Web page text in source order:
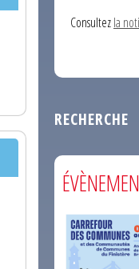
Consultezla
RECHERCHE